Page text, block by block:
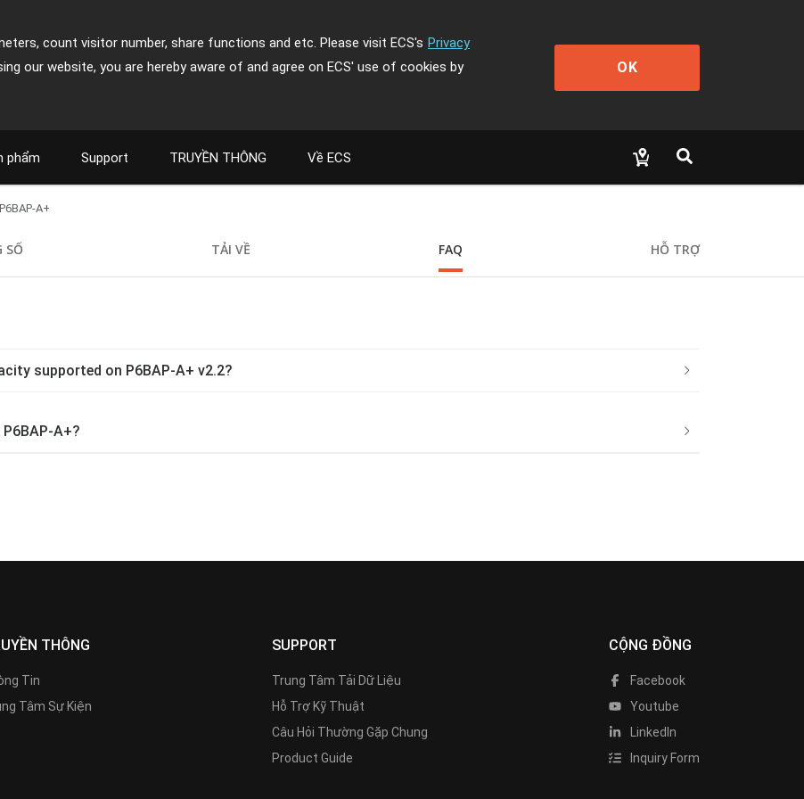
count visitor number, share functions and etc. Please visit ECS's Privacy
our website, you are hereby aware of and agree on ECS' use of cookies by
OK
phẩm Support TRUYỀN THÔNG Về ECS
P6BAP-A+
SỐ TẢI VỀ FAQ HỖ TRỢ
supported on P6BAP-A+ v2.2?
A+?
THÔNG
Tin
Tâm Sự Kiện
SUPPORT
Trung Tâm Tải Dữ Liệu
Hỗ Trợ Kỹ Thuật
Câu Hỏi Thường Gặp Chung
Product Guide
CỘNG ĐỒNG
Facebook
Youtube
LinkedIn
Inquiry Form